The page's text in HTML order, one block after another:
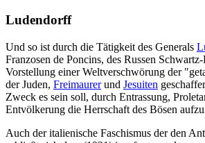
Ludendorff
Und so ist durch die Tätigkeit des Generals
Franzosen de Poncins, des Russen
Vorstellung einer Weltverschwörung der
der Juden, Freimaurerund Jesuiten
Zweck es sein soll, durch Entrassung,
Entvölkerung die Herrschaft des Bösen
Auch der italienische Faschismus der den